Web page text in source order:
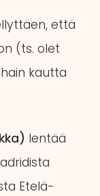
että
(ts. olet
kautta
lentää
Etelä-